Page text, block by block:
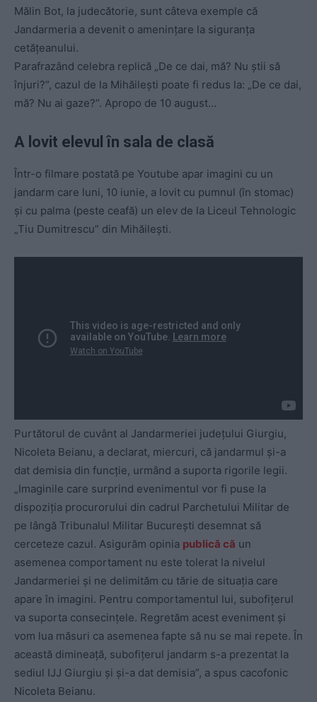
Mălin Bot, la judecătorie, sunt câteva exemple că
Jandarmeria a devenit o amenințare la siguranța
cetățeanului.
Parafrazând celebra replică „De ce dai, mă? Nu știi să
înjuri?”, cazul de la Mihăilești poate fi redus la: „De ce dai,
mă? Nu ai gaze?”. Apropo de 10 august…
A lovit elevul în sala de clasă
Într-o filmare postată pe Youtube apar imagini cu un
jandarm care luni, 10 iunie, a lovit cu pumnul (în stomac)
și cu palma (peste ceafă) un elev de la Liceul Tehnologic
„Tiu Dumitrescu” din Mihăilești.
Purtătorul de cuvânt al Jandarmeriei județului Giurgiu,
Nicoleta Beianu, a declarat, miercuri, că jandarmul și-a
dat demisia din funcție, urmând a suporta rigorile legii.
„Imaginile care surprind evenimentul vor fi puse la
dispoziția procurorului din cadrul Parchetului Militar de
pe lângă Tribunalul Militar București desemnat să
cerceteze cazul. Asigurăm opinia publică că un
asemenea comportament nu este tolerat la nivelul
Jandarmeriei și ne delimităm cu tărie de situația care
apare în imagini. Pentru comportamentul lui, subofițerul
va suporta consecințele. Regretăm acest eveniment și
vom lua măsuri ca asemenea fapte să nu se mai repete. În
această dimineață, subofițerul jandarm s-a prezentat la
sediul IJJ Giurgiu și și-a dat demisia”, a spus cacofonic
Nicoleta Beianu.